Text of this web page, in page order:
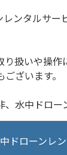
レンタルサ
り扱いや操
ざいます。
水中ドロー
ドローンレ